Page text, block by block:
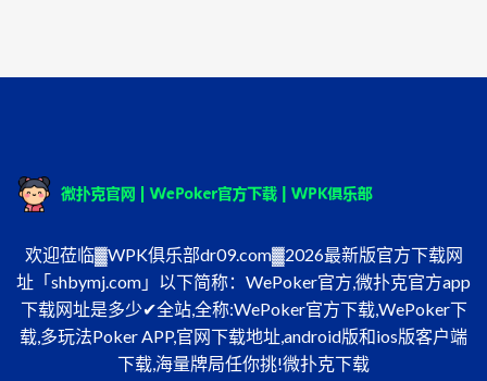
欢迎莅临▓WPK俱乐部dr09.com▓2026最新版官方下载网
址「shbymj.com」以下简称：WePoker官方,微扑克官方app
下载网址是多少✔全站,全称:WePoker官方下载,WePoker下
载,多玩法Poker APP,官网下载地址,android版和ios版客户端
下载,海量牌局任你挑!微扑克下载